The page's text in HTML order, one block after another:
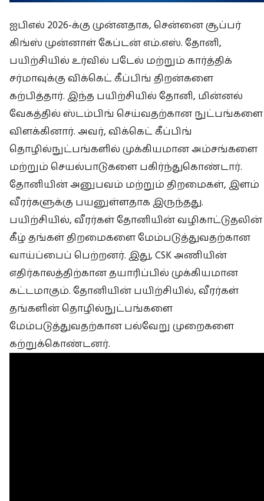
ஐபிஎல் 2026-க்கு முன்னதாக, சென்னை சூப்பர்
கிங்ஸ் முன்னாள் கேப்டன் எம்.எஸ். தோனி,
பயிற்சியில் உர்வில் படேல் மற்றும் கார்த்திக்
சர்மாவுக்கு விக்கெட் கீப்பிங் திறன்களை
கற்பித்தார். இந்த பயிற்சியில் தோனி, மின்னல்
வேகத்தில் ஸ்டம்பிங் செய்வதற்கான நுட்பங்களை
விளக்கினார். அவர், விக்கெட் கீப்பிங்
தொழில்நுட்பங்களில் முக்கியமான அம்சங்களை
மற்றும் செயல்பாடுகளை பகிர்ந்துகொண்டார்.
தோனியின் அனுபவம் மற்றும் திறமைகள், இளம்
வீரர்களுக்கு பயனுள்ளதாக இருந்தது.
பயிற்சியில், வீரர்கள் தோனியின் வழிகாட்டுதலின்
கீழ் தங்கள் திறமைகளை மேம்படுத்துவதற்கான
வாய்ப்பைப் பெற்றனர். இது, CSK அணியின்
எதிர்காலத்திற்கான தயாரிப்பில் முக்கியமான
கட்டமாகும். தோனியின் பயிற்சியில், வீரர்கள்
தங்களின் தொழில்நுட்பங்களை
மேம்படுத்துவதற்கான பல்வேறு முறைகளை
கற்றுக்கொண்டனர்.